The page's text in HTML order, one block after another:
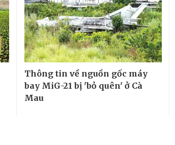
Thông tin về nguồn gốc máy
bay MiG-21 bị 'bỏ quên' ở Cà
Mau